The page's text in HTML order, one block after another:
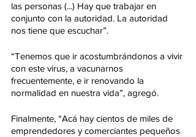
las personas (...) Hay que trabajar en
conjunto con la autoridad. La autoridad
nos tiene que escuchar”.
“Tenemos que ir acostumbrándonos a vivir
con este virus, a vacunarnos
frecuentemente, e ir renovando la
normalidad en nuestra vida”, agregó.
Finalmente, “Acá hay cientos de miles de
emprendedores y comerciantes pequeños